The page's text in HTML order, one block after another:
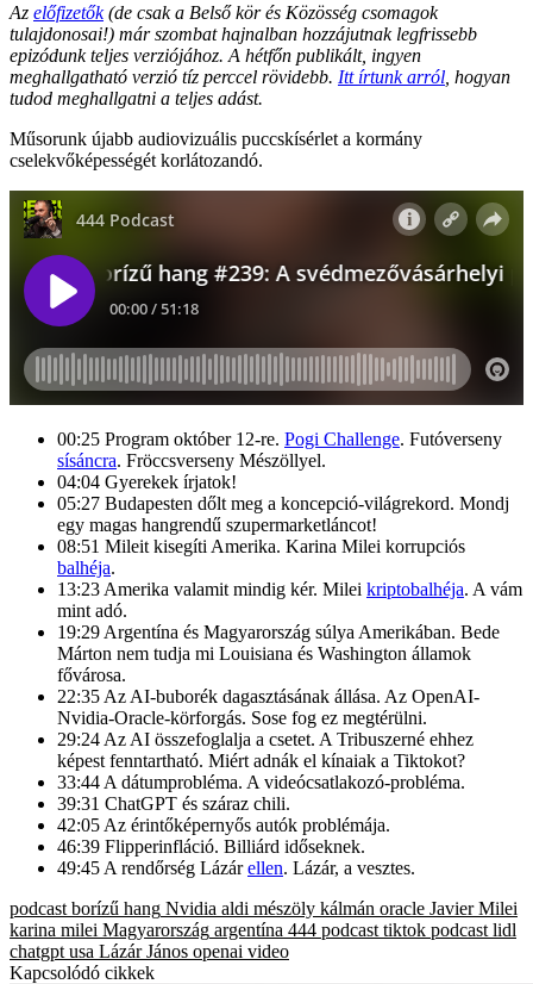
Az előfizetők(de csak a Belső kör és Közösség csomagok
tulajdonosai!) már szombat hajnalban hozzájutnak legfrissebb
epizódunk teljes verziójához. A hétfőn publikált, ingyen
meghallgatható verzió tíz perccel rövidebb. Itt írtunk arról , hogyan
tudod meghallgatni a teljes adást.
Műsorunk újabb audiovizuális puccskísérlet a kormány
cselekvőképességét korlátozandó.
00:25 Program október 12-re. Pogi Challenge. Futóverseny
sísáncra. Fröccsverseny Mészöllyel.
04:04 Gyerekek írjatok!
05:27 Budapesten dőlt meg a koncepció-világrekord. Mondj
egy magas hangrendű szupermarketláncot!
08:51 Mileit kisegíti Amerika. Karina Milei korrupciós
balhéja.
13:23 Amerika valamit mindig kér. Milei kriptobalhéja. A vám
mint adó.
19:29 Argentína és Magyarország súlya Amerikában. Bede
Márton nem tudja mi Louisiana és Washington államok
fővárosa.
22:35 Az AI-buborék dagasztásának állása. Az OpenAI-
Nvidia-Oracle-körforgás. Sose fog ez megtérülni.
29:24 Az AI összefoglalja a csetet. A Tribuszerné ehhez
képest fenntartható. Miért adnák el kínaiak a Tiktokot?
33:44 A dátumprobléma. A videócsatlakozó-probléma.
39:31 ChatGPT és száraz chili.
42:05 Az érintőképernyős autók problémája.
46:39 Flipperinfláció. Billiárd időseknek.
49:45 A rendőrség Lázárellen. Lázár, a vesztes.
podcast borízű hang Nvidia aldi mészöly kálmán oracle Javier Milei
karina milei Magyarország argentína 444 podcast tiktok podcast lidl
chatgpt usa Lázár János openai video
Kapcsolódó cikkek